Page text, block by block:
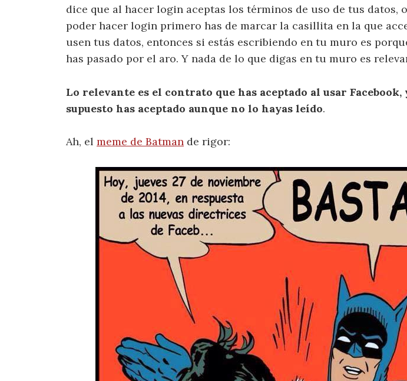
dice que al hacer login aceptas los términos de uso de tus datos,
poder hacer login primero has de marcar la casillita en la que
usen tus datos, entonces si estás escribiendo en tu muro es
has pasado por el aro. Y nada de lo que digas en tu muro es
Lo relevante es el contrato que has aceptado al usar Facebook,
supuesto has aceptado aunque no lo hayas leído.
Ah, el meme de Batman de rigor: